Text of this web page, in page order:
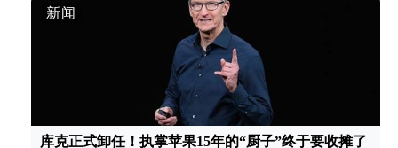
新闻
库克正式卸任！执掌苹果15年的“厨子”终于要收摊了